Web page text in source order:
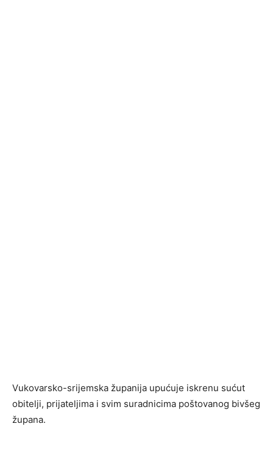
Vukovarsko-srijemska županija upućuje iskrenu sućut
obitelji, prijateljima i svim suradnicima poštovanog bivšeg
župana.